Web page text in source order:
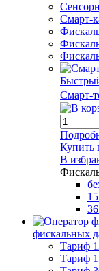
Смарт-
Смарт-
Купить
В
фискальных
Тариф
Тариф